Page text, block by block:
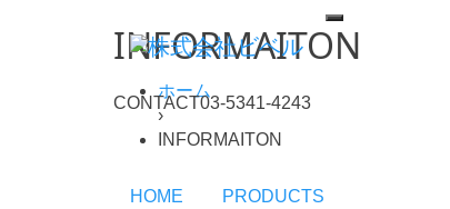
CONTACT03-5341-4243
HOME
PRODUCTS
INFORMAITON
ホーム
›
INFORMAITON